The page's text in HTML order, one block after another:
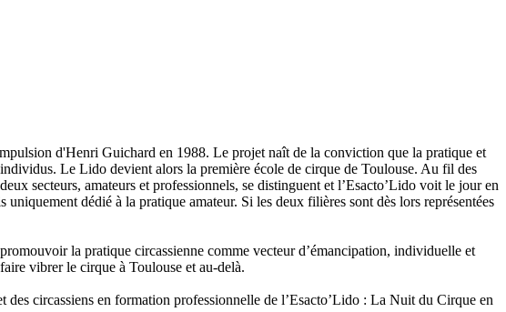
d'Henri Guichard en 1988. Le projet naît de la conviction que la pratique et
Le Lido devient alors la première école de cirque de Toulouse. Au fil des
secteurs, amateurs et professionnels, se distinguent et l’Esacto’Lido voit le jour en
dédié à la pratique amateur. Si les deux filières sont dès lors représentées
la pratique circassienne comme vecteur d’émancipation, individuelle et
vibrer le cirque à Toulouse et au-delà.
circassiens en formation professionnelle de l’Esacto’Lido : La Nuit du Cirque en